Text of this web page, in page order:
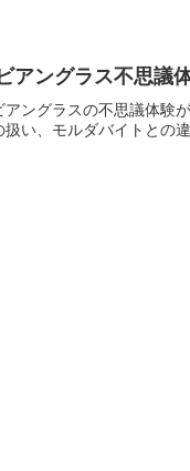
アングラス不思議
アングラスの不思議体験
扱い、モルダバイトとの